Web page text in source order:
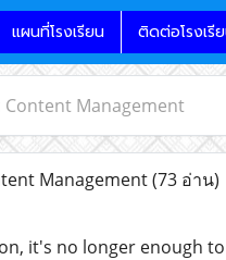
แผนที่โรงเรียน ติดต่อโรงเรี
Content Management
Management(73 อ่าน)
it's no longer enough